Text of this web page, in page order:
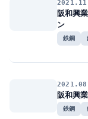
阪和興
ン
鉄鋼
阪和興
鉄鋼